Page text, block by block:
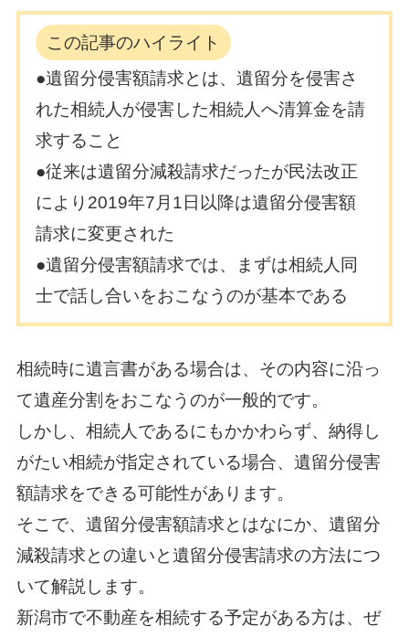
この記事のハイライト
●遺留分侵害額請求とは、遺留分を侵害さ
れた相続人が侵害した相続人へ清算金を請
求すること
●従来は遺留分減殺請求だったが民法改正
により2019年7月1日以降は遺留分侵害額
請求に変更された
●遺留分侵害額請求では、まずは相続人同
士で話し合いをおこなうのが基本である
相続時に遺言書がある場合は、その内容に沿っ
て遺産分割をおこなうのが一般的です。
しかし、相続人であるにもかかわらず、納得し
がたい相続が指定されている場合、遺留分侵害
額請求をできる可能性があります。
そこで、遺留分侵害額請求とはなにか、遺留分
減殺請求との違いと遺留分侵害請求の方法につ
いて解説します。
新潟市で不動産を相続する予定がある方は、ぜ